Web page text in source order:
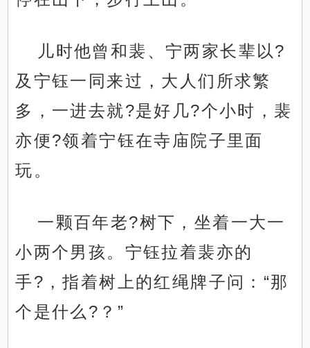
儿时他曾和裴、宁两家长辈以?
及宁钰一同来过，大人们所求繁
多，一进去就?是好几?个小时，裴
亦便?领着宁钰在寺庙院子里面
玩。
一颗百年老?树下，坐着一大一
小两个男孩。宁钰拉着裴亦的
手?，指着树上的红绳牌子问：“那
个是什么?？”